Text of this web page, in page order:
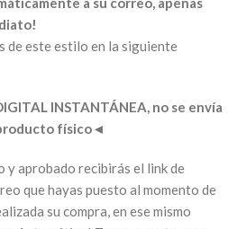
de este estilo en la siguiente
INSTANTÁNEA, no se envía
físico◄
y aprobado recibirás el link de
que hayas puesto al momento de
su compra, en ese mismo